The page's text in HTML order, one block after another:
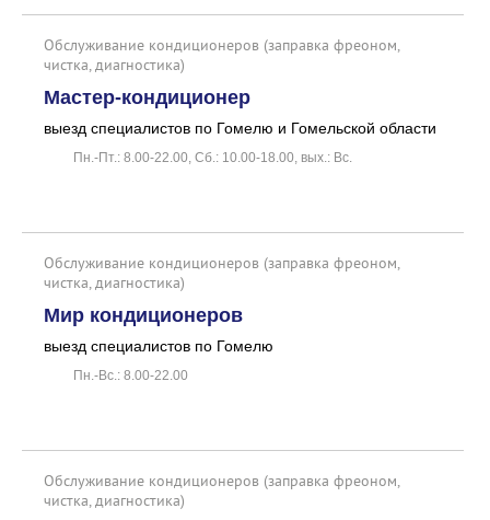
Обслуживание кондиционеров (заправка фреоном,
чистка, диагностика)
Мастер-кондиционер
выезд специалистов по Гомелю и Гомельской области
Пн.-Пт.: 8.00-22.00, Сб.: 10.00-18.00, вых.: Вс.
Обслуживание кондиционеров (заправка фреоном,
чистка, диагностика)
Мир кондиционеров
выезд специалистов по Гомелю
Пн.-Вс.: 8.00-22.00
Обслуживание кондиционеров (заправка фреоном,
чистка, диагностика)